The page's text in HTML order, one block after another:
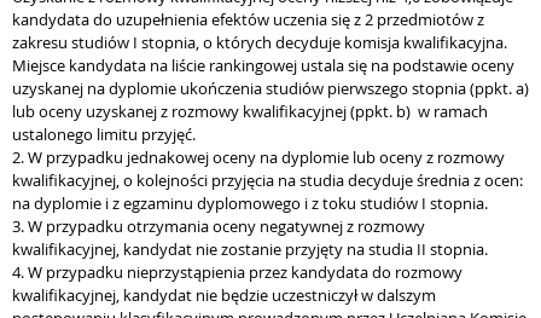
kandydata do uzupełnienia efektów uczenia się z 2 przedmiotów z
zakresu studiów I stopnia, o których decyduje komisja kwalifikacyjna.
Miejsce kandydata na liście rankingowej ustala się na podstawie oceny
uzyskanej na dyplomie ukończenia studiów pierwszego stopnia (ppkt. a)
lub oceny uzyskanej z rozmowy kwalifikacyjnej (ppkt. b) w ramach
ustalonego limitu przyjęć.
2. W przypadku jednakowej oceny na dyplomie lub oceny z rozmowy
kwalifikacyjnej, o kolejności przyjęcia na studia decyduje średnia z ocen:
na dyplomie i z egzaminu dyplomowego i z toku studiów I stopnia.
3. W przypadku otrzymania oceny negatywnej z rozmowy
kwalifikacyjnej, kandydat nie zostanie przyjęty na studia II stopnia.
4. W przypadku nieprzystąpienia przez kandydata do rozmowy
kwalifikacyjnej, kandydat nie będzie uczestniczył w dalszym